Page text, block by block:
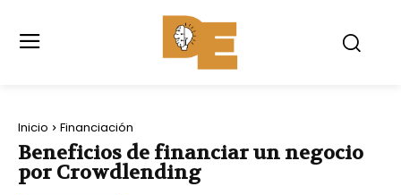
Inicio Financiación
Beneficios de financiar un negocio
por Crowdlending